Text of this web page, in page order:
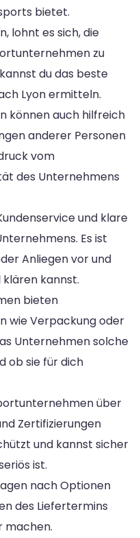
bietet.
lohnt es sich, die
zu
du das beste
Lyon ermitteln.
können auch hilfreich
anderer Personen
vom
des Unternehmens
und klare
Es ist
Anliegen vor und
kannst.
bieten
wie Verpackung oder
Unternehmen solche
ob sie für dich
über
Zertifizierungen
und kannst sicher
ist.
nach Optionen
des Liefertermins
machen.